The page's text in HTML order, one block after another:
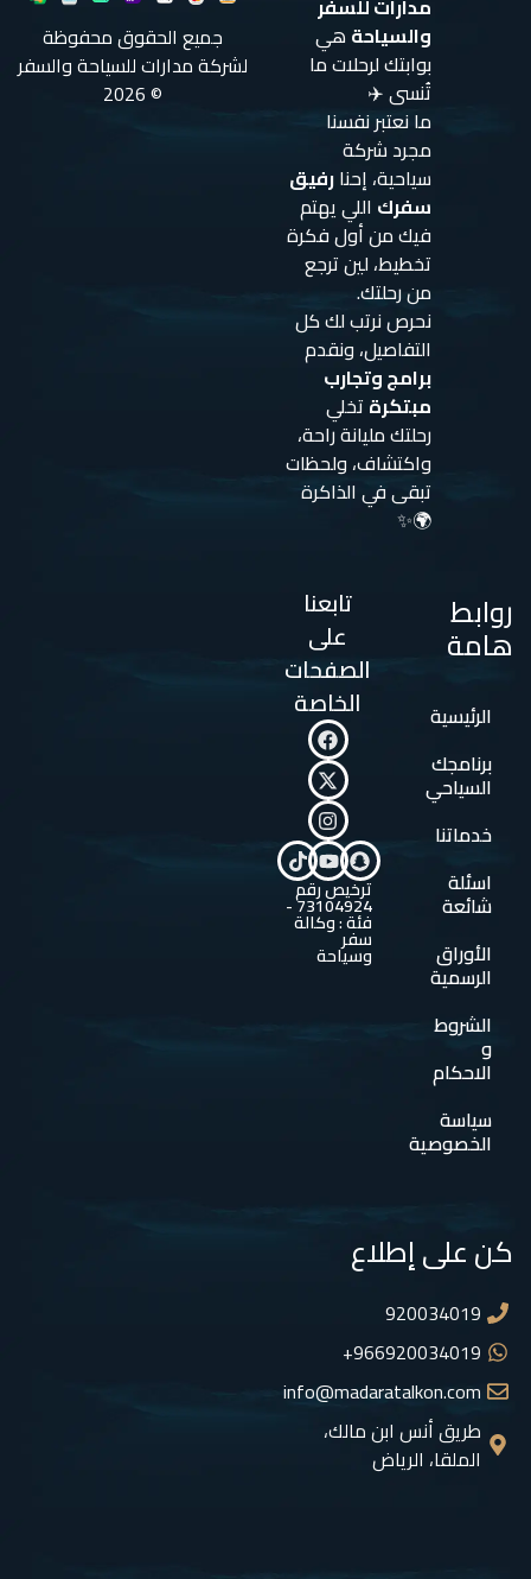
والسياحة هي
بوابتك لرحلات ما
تُنسى ✈️
ما نعتبر نفسنا
مجرد شركة
سياحية، إحنارفيق
سفرك اللي يهتم
فيك من أول فكرة
تخطيط، لين ترجع
من رحلتك.
نحرص نرتب لك كل
التفاصيل، ونقدم
برامج وتجارب
مبتكرة تخلي
رحلتك مليانة راحة،
واكتشاف، ولحظات
تبقى في الذاكرة
🌍✨
روابط
هامة
الرئيسية
برنامجك
السياحي
خدماتنا
اسئلة
شائعة
الأوراق
الرسمية
الشروط
و
الاحكام
سياسة
الخصوصية
تابعنا
على
الصفحات
الخاصة
ترخيص رقم
73104924 -
فئة : وكالة
سفر
وسياحة
كن على إطلاع
920034019
966920034019+
info@madaratalkon.com
طريق أنس ابن مالك،
الملقا، الرياض
جميع الحقوق محفوظة
لشركة مدارات للسياحة والسفر
© 2026